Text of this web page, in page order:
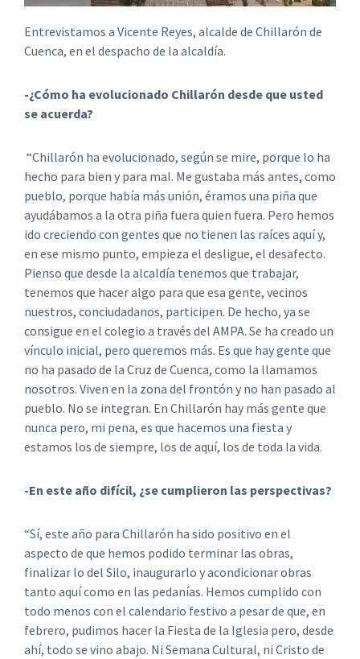
Entrevistamos a Vicente Reyes, alcalde de Chillarón de
Cuenca, en el despacho de la alcaldía.
-¿Cómo ha evolucionado Chillarón desde que usted
se acuerda?
“Chillarón ha evolucionado, según se mire, porque lo ha
hecho para bien y para mal. Me gustaba más antes, como
pueblo, porque había más unión, éramos una piña que
ayudábamos a la otra piña fuera quien fuera. Pero hemos
ido creciendo con gentes que no tienen las raíces aquí y,
en ese mismo punto, empieza el desligue, el desafecto.
Pienso que desde la alcaldía tenemos que trabajar,
tenemos que hacer algo para que esa gente, vecinos
nuestros, conciudadanos, participen. De hecho, ya se
consigue en el colegio a través del AMPA. Se ha creado un
vínculo inicial, pero queremos más. Es que hay gente que
no ha pasado de la Cruz de Cuenca, como la llamamos
nosotros. Viven en la zona del frontón y no han pasado al
pueblo. No se integran. En Chillarón hay más gente que
nunca pero, mi pena, es que hacemos una fiesta y
estamos los de siempre, los de aquí, los de toda la vida.
-En este año difícil, ¿se cumplieron las perspectivas?
“Sí, este año para Chillarón ha sido positivo en el
aspecto de que hemos podido terminar las obras,
finalizar lo del Silo, inaugurarlo y acondicionar obras
tanto aquí como en las pedanías. Hemos cumplido con
todo menos con el calendario festivo a pesar de que, en
febrero, pudimos hacer la Fiesta de la Iglesia pero, desde
ahí, todo se vino abajo. Ni Semana Cultural, ni Cristo de